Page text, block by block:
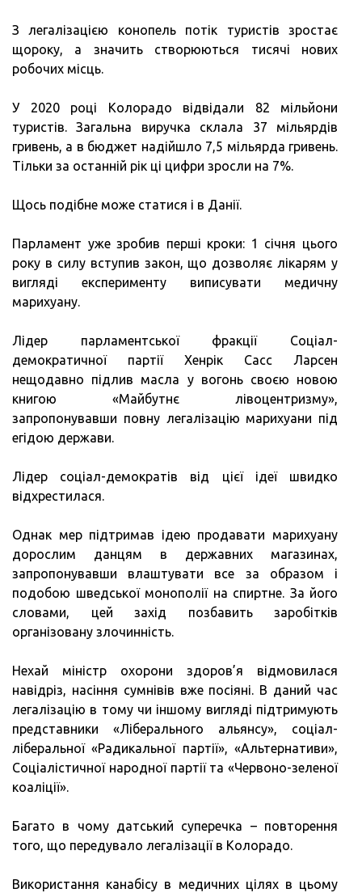
З легалізацією конопель потік туристів зростає
щороку, а значить створюються тисячі нових
робочих місць.
У 2020 році Колорадо відвідали 82 мільйони
туристів. Загальна виручка склала 37 мільярдів
гривень, а в бюджет надійшло 7,5 мільярда гривень.
Тільки за останній рік ці цифри зросли на 7%.
Щось подібне може статися і в Данії.
Парламент уже зробив перші кроки: 1 січня цього
року в силу вступив закон, що дозволяє лікарям у
вигляді експерименту виписувати медичну
марихуану.
Лідер парламентської фракції Соціал-
демократичної партії Хенрік Сасс Ларсен
нещодавно підлив масла у вогонь своєю новою
книгою «Майбутнє лівоцентризму»,
запропонувавши повну легалізацію марихуани під
егідою держави.
Лідер соціал-демократів від цієї ідеї швидко
відхрестилася.
Однак мер підтримав ідею продавати марихуану
дорослим данцям в державних магазинах,
запропонувавши влаштувати все за образом і
подобою шведської монополії на спиртне. За його
словами, цей захід позбавить заробітків
організовану злочинність.
Нехай міністр охорони здоров’я відмовилася
навідріз, насіння сумнівів вже посіяні. В даний час
легалізацію в тому чи іншому вигляді підтримують
представники «Ліберального альянсу», соціал-
ліберальної «Радикальної партії», «Альтернативи»,
Соціалістичної народної партії та «Червоно-зеленої
коаліції».
Багато в чому датський суперечка – повторення
того, що передувало легалізації в Колорадо.
Використання канабісу в медичних цілях в цьому